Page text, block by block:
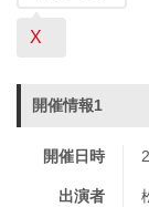
X
開催情報1
開催日時
出演者